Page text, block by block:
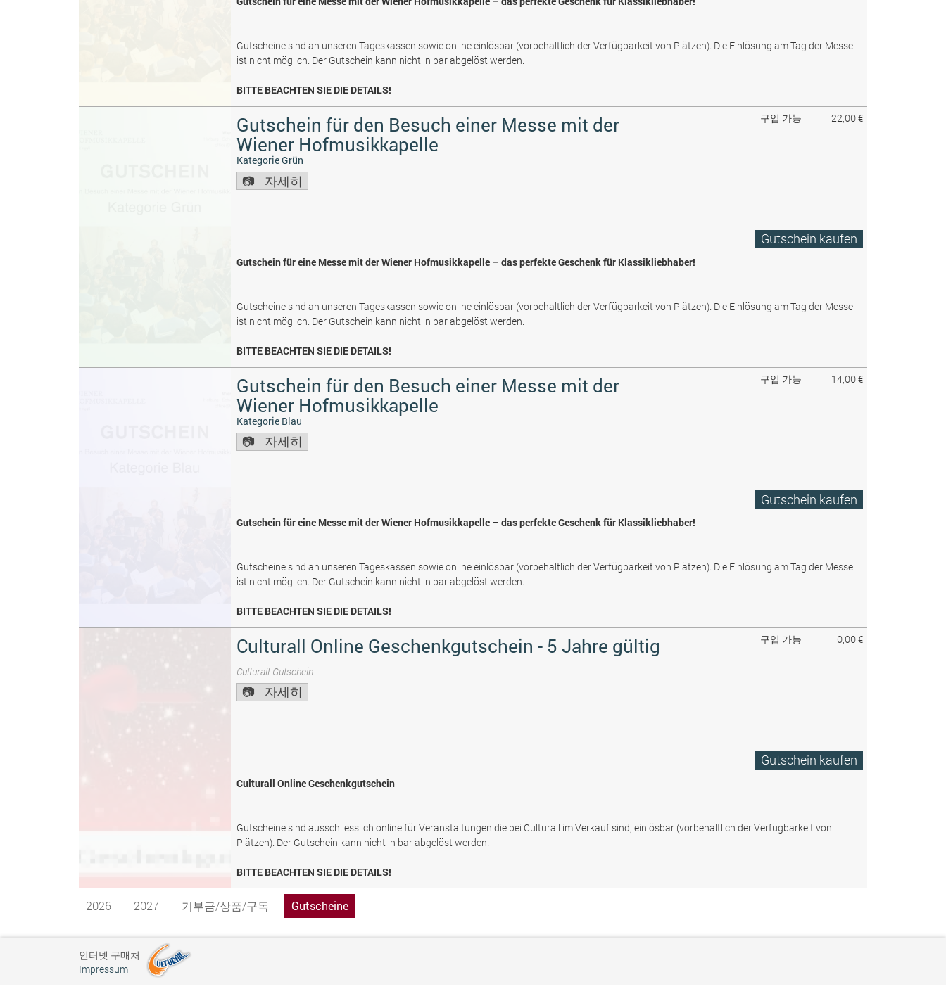
Gutscheine sind an unseren Tageskassen sowie online einlösbar (vorbehaltlich der Verfügbarkeit von Plätzen). Die Einlösung am Tag der Messe
ist nicht möglich. Der Gutschein kann nicht in bar abgelöst werden.
BITTE BEACHTEN SIE DIE DETAILS!
구입 가능 22,00 €
Gutschein für den Besuch einer Messe mit der
Wiener Hofmusikkapelle
Kategorie Grün
자세히
Gutschein kaufen
Gutschein für eine Messe mit der Wiener Hofmusikkapelle – das perfekte Geschenk für Klassikliebhaber!
Gutscheine sind an unseren Tageskassen sowie online einlösbar (vorbehaltlich der Verfügbarkeit von Plätzen). Die Einlösung am Tag der Messe
ist nicht möglich. Der Gutschein kann nicht in bar abgelöst werden.
BITTE BEACHTEN SIE DIE DETAILS!
구입 가능 14,00 €
Gutschein für den Besuch einer Messe mit der
Wiener Hofmusikkapelle
Kategorie Blau
자세히
Gutschein kaufen
Gutschein für eine Messe mit der Wiener Hofmusikkapelle – das perfekte Geschenk für Klassikliebhaber!
Gutscheine sind an unseren Tageskassen sowie online einlösbar (vorbehaltlich der Verfügbarkeit von Plätzen). Die Einlösung am Tag der Messe
ist nicht möglich. Der Gutschein kann nicht in bar abgelöst werden.
BITTE BEACHTEN SIE DIE DETAILS!
구입 가능 0,00 €
Culturall Online Geschenkgutschein - 5 Jahre gültig
Culturall-Gutschein
자세히
Gutschein kaufen
Culturall Online Geschenkgutschein
Gutscheine sind ausschliesslich online für Veranstaltungen die bei Culturall im Verkauf sind, einlösbar (vorbehaltlich der Verfügbarkeit von
Plätzen). Der Gutschein kann nicht in bar abgelöst werden.
BITTE BEACHTEN SIE DIE DETAILS!
2026 2027 기부금/상품/구독 Gutscheine
인터넷 구매처
Impressum